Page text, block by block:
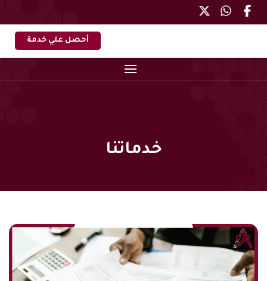
أحصل علي خدمة
خدماتنا